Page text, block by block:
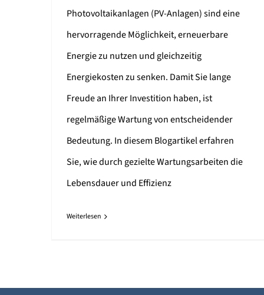
Photovoltaikanlagen (PV-Anlagen) sind eine
hervorragende Möglichkeit, erneuerbare
Energie zu nutzen und gleichzeitig
Energiekosten zu senken. Damit Sie lange
Freude an Ihrer Investition haben, ist
regelmäßige Wartung von entscheidender
Bedeutung. In diesem Blogartikel erfahren
Sie, wie durch gezielte Wartungsarbeiten die
Lebensdauer und Effizienz
Weiterlesen